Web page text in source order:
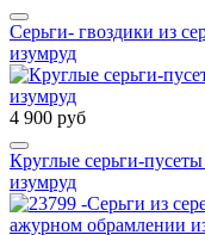
Серьги- гвоздики из
изумруд
4 900 руб
Круглые серьги-
изумруд